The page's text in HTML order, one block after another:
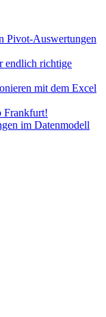
Pivot-Auswertungen
endlich richtige
mit dem Excel
Frankfurt!
im Datenmodell